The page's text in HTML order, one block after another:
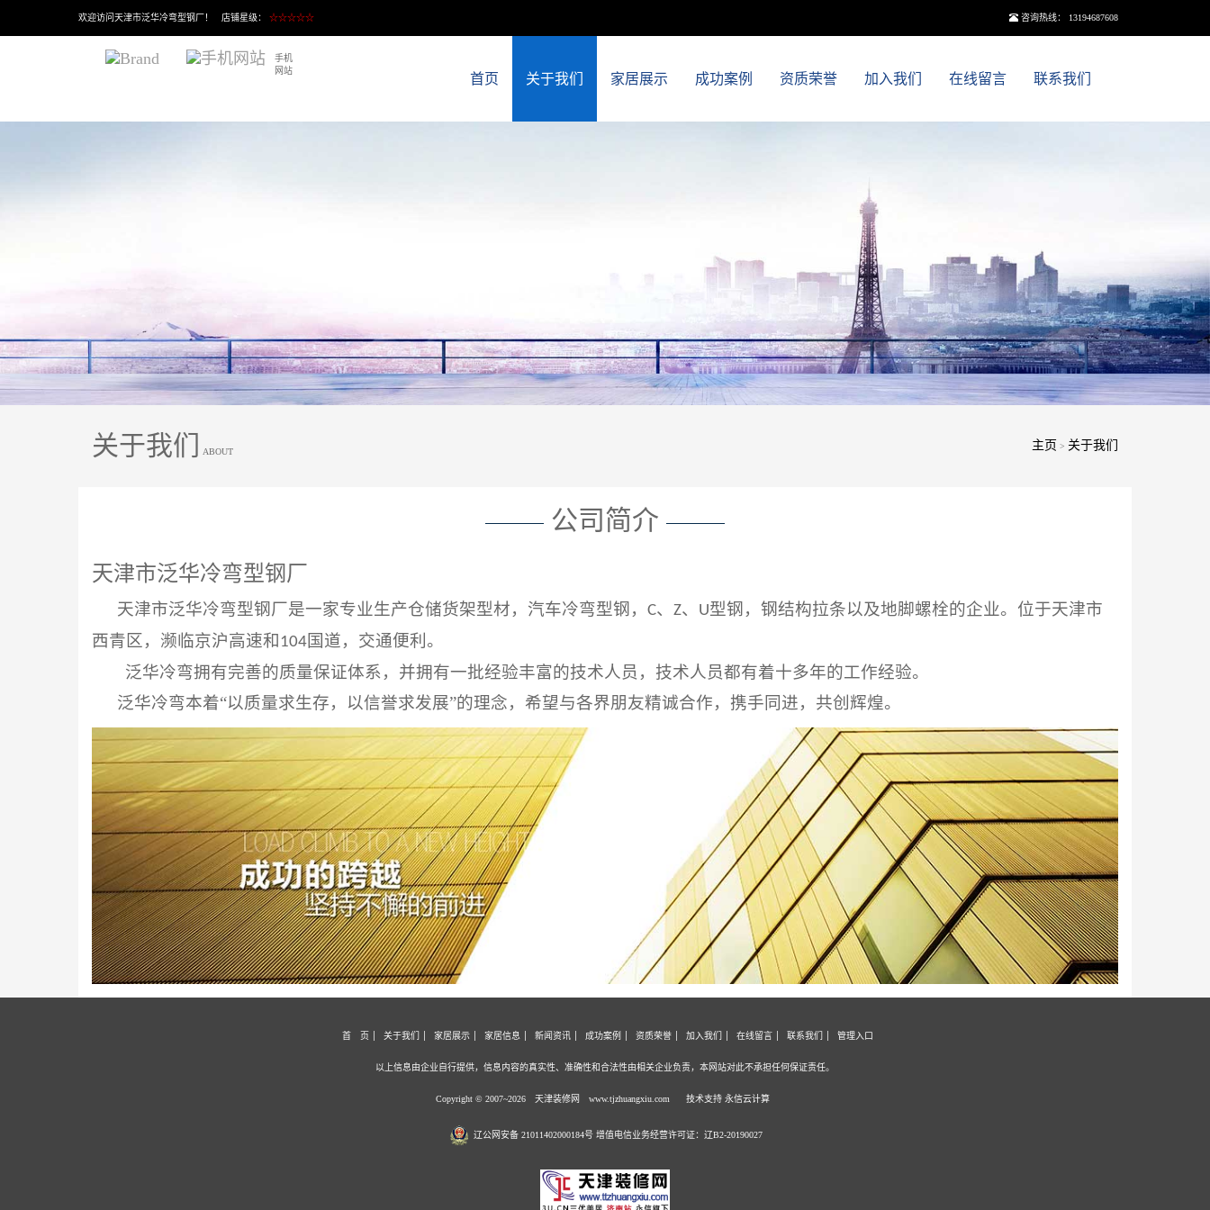
欢迎访问天津市泛华冷弯型钢厂！ 店铺星级： ☆☆☆☆☆ 咨询热线： 13194687608
手机
网站
首页 关于我们 家居展示 成功案例 资质荣誉 加入我们 在线留言 联系我们
关于我们 ABOUT 主页 > 关于我们
公司简介
天津市泛华冷弯型钢厂
天津市泛华冷弯型钢厂是一家专业生产仓储货架型材，汽车冷弯型钢， C、 Z、 U型钢，钢结构拉条以及地脚螺栓的企业。位于天津市
西青区，濒临京沪高速和 104国道，交通便利。
泛华冷弯拥有完善的质量保证体系，并拥有一批经验丰富的技术人员，技术人员都有着十多年的工作经验。
泛华冷弯本着“以质量求生存，以信誉求发展”的理念，希望与各界朋友精诚合作，携手同进，共创辉煌。
首 页 关于我们 家居展示 家居信息 新闻资讯 成功案例 资质荣誉 加入我们 在线留言 联系我们 管理入口
以上信息由企业自行提供，信息内容的真实性、准确性和合法性由相关企业负责，本网站对此不承担任何保证责任。
Copyright © 2007~2026 天津装修网 www.tjzhuangxiu.com 技术支持 永信云计算
辽公网安备 21011402000184号 增值电信业务经营许可证：辽B2-20190027